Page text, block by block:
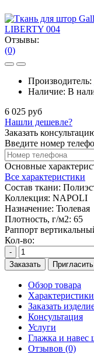
Отзывы:
(0)
Производитель:
Наличие: В
6 025 руб
Нашли дешевле?
Заказать
Введите номер
Основные
Все характеристики
Состав ткани:
Коллекция: NAPOLI
Назначение: Тюлевая
Плотность, г/м2: 65
Раппорт
Кол-во:
-
Заказать
Обзор товара
Характеристики
Заказать
Консультация
Услуги
Глажка и навес
Отзывов (0)